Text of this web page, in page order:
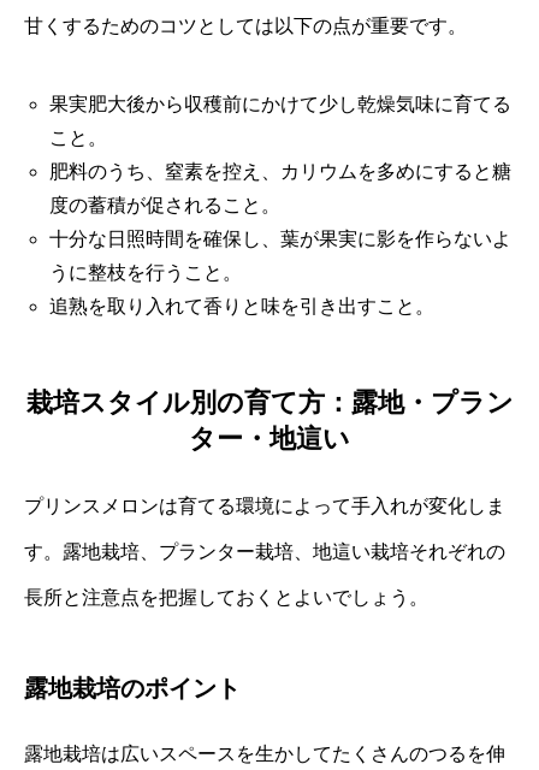
甘くするためのコツとしては以下の点が重要です。
果実肥大後から収穫前にかけて少し乾燥気味に育てる
こと。
肥料のうち、窒素を控え、カリウムを多めにすると糖
度の蓄積が促されること。
十分な日照時間を確保し、葉が果実に影を作らないよ
うに整枝を行うこと。
追熟を取り入れて香りと味を引き出すこと。
栽培スタイル別の育て方：露地・プラン
ター・地這い
プリンスメロンは育てる環境によって手入れが変化しま
す。露地栽培、プランター栽培、地這い栽培それぞれの
長所と注意点を把握しておくとよいでしょう。
露地栽培のポイント
露地栽培は広いスペースを生かしてたくさんのつるを伸